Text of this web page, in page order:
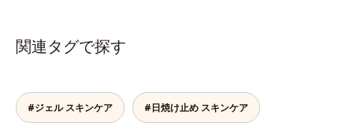
へ導く保湿成分、植物由来アミノ酸
（エルゴチオネイン）配合＝肌を整
＝乱れた角層にうるおいを与え、肌
荒れを防ぐ保湿成分*5 ウォッシュ
望の敏感肌用保湿スキンケアライン
「オルビス アクアニスト」。乾燥
合。もともと体内にあるアミノ酸は
異物として排出されにくく、肌にと
合。もともと体内にあるアミノ酸は
異物として排出されにくく、肌にと
関連タグで探す
#ジェル スキンケア #日焼け止め スキンケア